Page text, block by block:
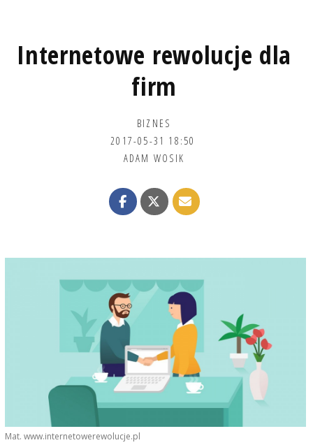
Internetowe rewolucje dla
firm
BIZNES
2017-05-31 18:50
ADAM WOSIK
Mat. www.internetowerewolucje.pl